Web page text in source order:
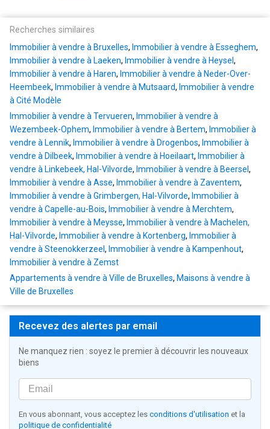
Recherches similaires
Immobilier à vendre à Bruxelles, Immobilier à vendre à Esseghem,
Immobilier à vendre à Laeken, Immobilier à vendre à Heysel ,
Immobilier à vendre à Haren, Immobilier à vendre à Neder-Over-
Heembeek, Immobilier à vendre à Mutsaard, Immobilier à vendre
à Cité Modèle
Immobilier à vendre à Tervueren, Immobilier à vendre à
Wezembeek-Ophem, Immobilier à vendre à Bertem, Immobilier à
vendre à Lennik, Immobilier à vendre à Drogenbos, Immobilier à
vendre à Dilbeek, Immobilier à vendre à Hoeilaart, Immobilier à
vendre à Linkebeek, Hal-Vilvorde, Immobilier à vendre à Beersel ,
Immobilier à vendre à Asse, Immobilier à vendre à Zaventem,
Immobilier à vendre à Grimbergen, Hal-Vilvorde, Immobilier à
vendre à Capelle-au-Bois, Immobilier à vendre à Merchtem,
Immobilier à vendre à Meysse, Immobilier à vendre à Machelen,
Hal-Vilvorde, Immobilier à vendre à Kortenberg, Immobilier à
vendre à Steenokkerzeel , Immobilier à vendre à Kampenhout,
Immobilier à vendre à Zemst
Appartements à vendre à Ville de Bruxelles, Maisons à vendre à
Ville de Bruxelles
Recevez des alertes par email
Ne manquez rien : soyez le premier à découvrir les nouveaux
biens
En vous abonnant, vous acceptez les conditions d'utilisation et la
politique de confidentialité